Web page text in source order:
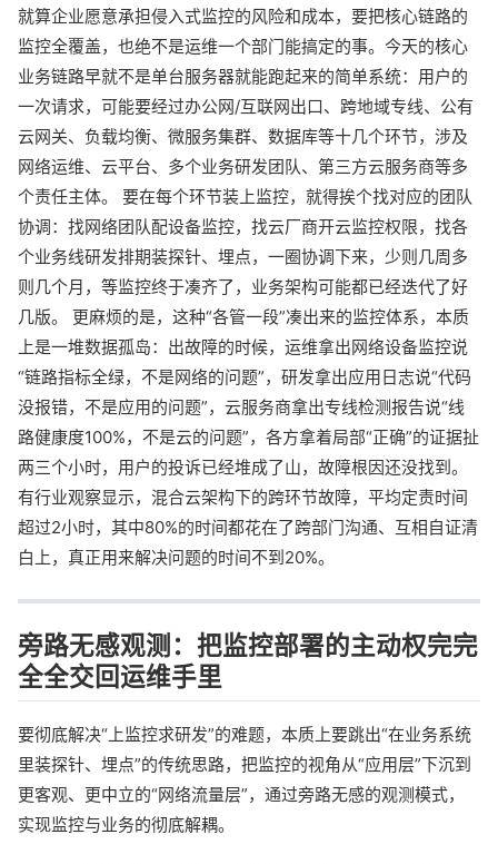
就算企业愿意承担侵入式监控的风险和成本，要把核心链路的
监控全覆盖，也绝不是运维一个部门能搞定的事。今天的核心
业务链路早就不是单台服务器就能跑起来的简单系统：用户的
一次请求，可能要经过办公网/互联网出口、跨地域专线、公有
云网关、负载均衡、微服务集群、数据库等十几个环节，涉及
网络运维、云平台、多个业务研发团队、第三方云服务商等多
个责任主体。 要在每个环节装上监控，就得挨个找对应的团队
协调：找网络团队配设备监控，找云厂商开云监控权限，找各
个业务线研发排期装探针、埋点，一圈协调下来，少则几周多
则几个月，等监控终于凑齐了，业务架构可能都已经迭代了好
几版。 更麻烦的是，这种“各管一段”凑出来的监控体系，本质
上是一堆数据孤岛：出故障的时候，运维拿出网络设备监控说
“链路指标全绿，不是网络的问题”，研发拿出应用日志说“代码
没报错，不是应用的问题”，云服务商拿出专线检测报告说“线
路健康度100%，不是云的问题”，各方拿着局部“正确”的证据扯
两三个小时，用户的投诉已经堆成了山，故障根因还没找到。
有行业观察显示，混合云架构下的跨环节故障，平均定责时间
超过2小时，其中80%的时间都花在了跨部门沟通、互相自证清
白上，真正用来解决问题的时间不到20%。
旁路无感观测：把监控部署的主动权完完
全全交回运维手里
要彻底解决“上监控求研发”的难题，本质上要跳出“在业务系统
里装探针、埋点”的传统思路，把监控的视角从“应用层”下沉到
更客观、更中立的“网络流量层”，通过旁路无感的观测模式，
实现监控与业务的彻底解耦。